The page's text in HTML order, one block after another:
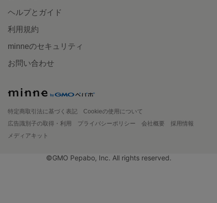
ヘルプとガイド
利用規約
minneのセキュリティ
お問い合わせ
特定商取引法に基づく表記
Cookieの使用について
広告識別子の取得・利用
プライバシーポリシー 会社概要
採用情報
メディアキット
©GMO Pepabo, Inc. All rights reserved.